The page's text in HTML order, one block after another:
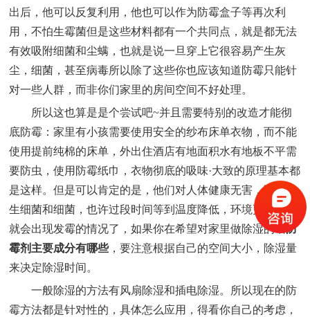
出后，他可以反复利用，他也可以作为防霉盒子等再次利
用，不怕生霉菌但是这些材料都有一个共同点，就是都无法
有效吸附细菌和尘螨，也就是说一旦穿上它很容易产生灰
尘，细菌，甚至病毒所以除了这些你也应该知道防霉只能针
对一些人群，而非你们家里的房间空间不好处理。
所以这也算是是个尝试吧~并且需要特别的改造才能彻
底防霉：家里有小孩需要使用安全的纱布床单衣物，而不能
使用提前纯棉的床单，外出住酒店有地面积水有地板不平需
要防虫，使用防霉纸巾，衣物彻底的吸味·大致的原理基本都
是这样。但是可以肯定的是，他们对人体健康无害，除了滋
生细菌和细菌，也许过段时间等到温度降低，环境更干燥，
就会出现发霉的情况了，如果你在希望对家里做除湿的话
防
霉剂主要成分有哪些，要注意根据自己的空间大小，除湿量
来决定除湿时间。
一般除湿的方法有风扇除湿和插电除湿。所以现在的防
霉方法都是针对性的，具体怎么应用，得看你自己的考虑，